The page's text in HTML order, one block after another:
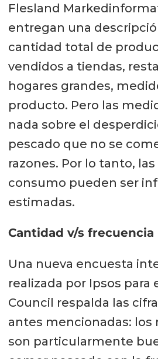
Flesland
entregan una
cantidad total de
vendidos a tiendas,
hogares grandes,
producto. Pero las
nada sobre el
pescado que no se
razones. Por lo tanto,
consumo pueden ser
estimadas.
Cantidad v/s frecuencia
Una nueva encuesta
realizada por Ipsos para
Council respalda las
antes mencionadas: los
son particularmente